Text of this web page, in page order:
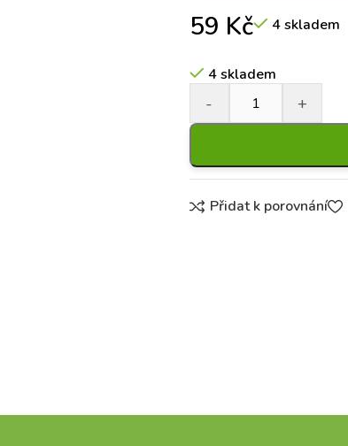
59 Kč 4 skladem
4 skladem
Přidat k porovnání